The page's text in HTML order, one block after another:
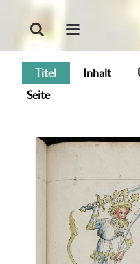
Titel Inhalt
Seite